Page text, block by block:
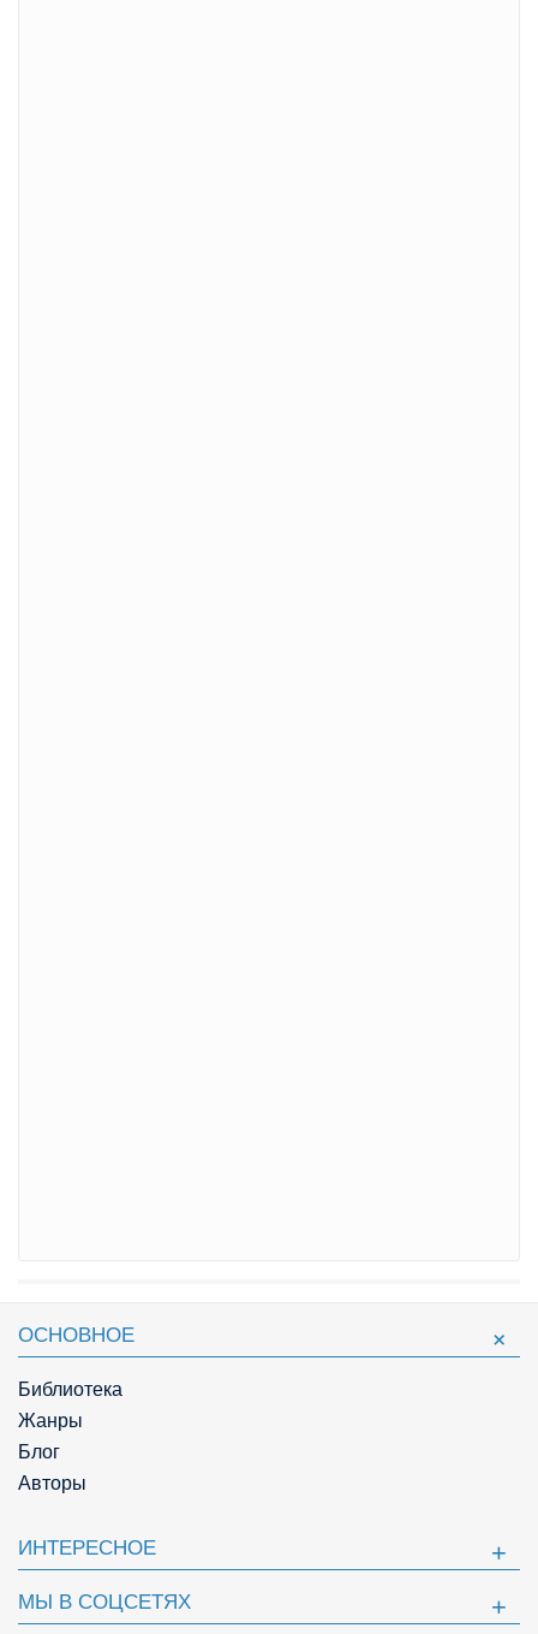
ОСНОВНОЕ
Библиотека
Жанры
Блог
Авторы
ИНТЕРЕСНОЕ
МЫ В СОЦСЕТЯХ